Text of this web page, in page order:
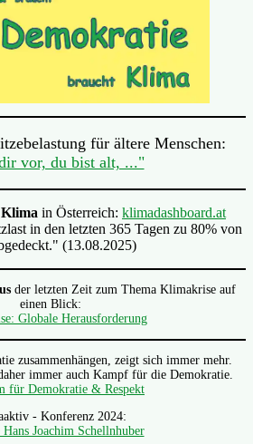
für ältere Menschen:
vor, du bist alt, ..."
in Österreich: klimadashboard.at
in den letzten 365 Tagen zu 80% von
(13.08.2025)
der letzten Zeit zum Thema Klimakrise auf
einen Blick:
Globale Herausforderung
zusammenhängen, zeigt sich immer mehr.
immer auch Kampf für die Demokratie.
für Demokratie & Respekt
- Konferenz 2024:
Joachim Schellnhuber